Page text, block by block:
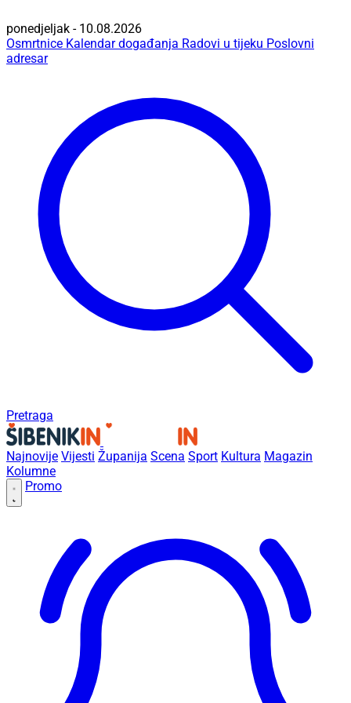
ponedjeljak - 10.08.2026
Osmrtnice Kalendar događanja Radovi u tijeku Poslovni
adresar
Pretraga
Najnovije Vijesti Županija Scena Sport Kultura Magazin
Kolumne
Promo